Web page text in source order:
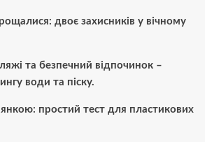
двоє захисників у вічному
та безпечний відпочинок –
води та піску.
простий тест для пластикових